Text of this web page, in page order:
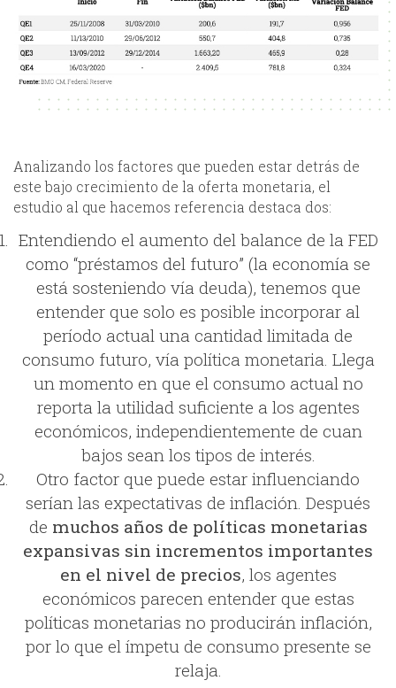
Analizando los factores que pueden estar detrás de
este bajo crecimiento de la oferta monetaria, el
estudio al que hacemos referencia destaca dos:
Entendiendo el aumento del balance de la FED
como “préstamos del futuro” (la economía se
está sosteniendo vía deuda), tenemos que
entender que solo es posible incorporar al
período actual una cantidad limitada de
consumo futuro, vía política monetaria. Llega
un momento en que el consumo actual no
reporta la utilidad suficiente a los agentes
económicos, independientemente de cuan
bajos sean los tipos de interés.
Otro factor que puede estar influenciando
serían las expectativas de inflación. Después
de muchos años de políticas monetarias
expansivas sin incrementos importantes
en el nivel de precios, los agentes
económicos parecen entender que estas
políticas monetarias no producirán inflación,
por lo que el ímpetu de consumo presente se
relaja.